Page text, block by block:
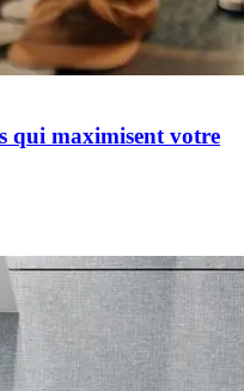
qui maximisent votre